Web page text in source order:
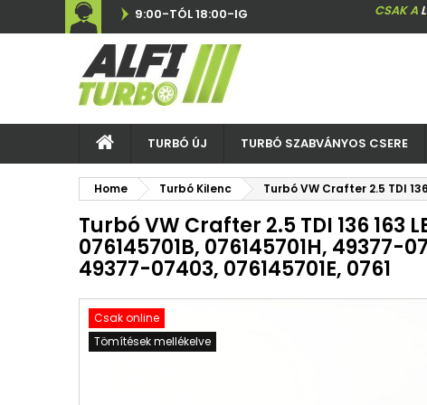
9:00-TÓL 18:00-IG CSAK A
TURBÓ ÚJ TURBÓ SZABVÁNYOS CSERE
Home Turbó Kilenc Turbó VW Crafter 2.5 TDI
Turbó VW Crafter 2.5 TDI 136 163
076145701B, 076145701H, 49377-
49377-07403, 076145701E, 0761
Csak online
Tömítések mellékelve